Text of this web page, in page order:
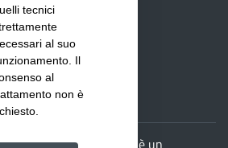
tecnici
al suo
Il
al
non è